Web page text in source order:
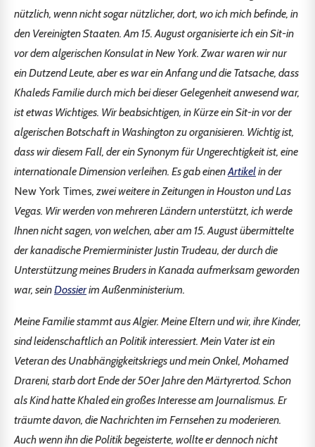
nützlich, wenn nicht sogar nützlicher, dort, wo ich mich befinde, in
den Vereinigten Staaten. Am 15. August organisierte ich ein Sit-in
vor dem algerischen Konsulat in New York. Zwar waren wir nur
ein Dutzend Leute, aber es war ein Anfang und die Tatsache, dass
Khaleds Familie durch mich bei dieser Gelegenheit anwesend war,
ist etwas Wichtiges. Wir beabsichtigen, in Kürze ein Sit-in vor der
algerischen Botschaft in Washington zu organisieren. Wichtig ist,
dass wir diesem Fall, der ein Synonym für Ungerechtigkeit ist, eine
internationale Dimension verleihen. Es gab einenArtikelin der
New York Times, zwei weitere in Zeitungen in Houston und Las
Vegas. Wir werden von mehreren Ländern unterstützt, ich werde
Ihnen nicht sagen, von welchen, aber am 15. August übermittelte
der kanadische Premierminister Justin Trudeau, der durch die
Unterstützung meines Bruders in Kanada aufmerksam geworden
war, seinDossierim Außenministerium.
Meine Familie stammt aus Algier. Meine Eltern und wir, ihre Kinder,
sind leidenschaftlich an Politik interessiert. Mein Vater ist ein
Veteran des Unabhängigkeitskriegs und mein Onkel, Mohamed
Drareni, starb dort Ende der 50er Jahre den Märtyrertod. Schon
als Kind hatte Khaled ein großes Interesse am Journalismus. Er
träumte davon, die Nachrichten im Fernsehen zu moderieren.
Auch wenn ihn die Politik begeisterte, wollte er dennoch nicht